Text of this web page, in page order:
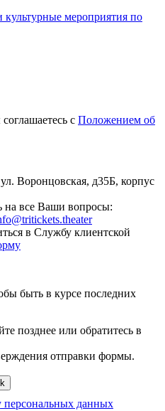
мероприятия по
с Положением об
Воронцовская, д35Б, корпус
на все Ваши вопросы:
в Службу клиентской
быть в курсе последних
позднее или обратитесь в
отправки формы.
персональных данных